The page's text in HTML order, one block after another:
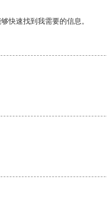
快速找到我需要的信息。